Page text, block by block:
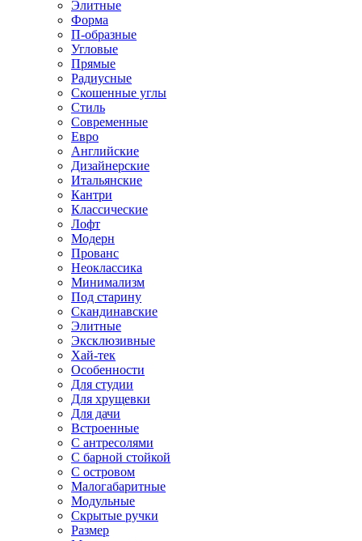
Элитные
Форма
П-образные
Угловые
Прямые
Радиусные
Скошенные углы
Стиль
Современные
Евро
Английские
Дизайнерские
Итальянские
Кантри
Классические
Лофт
Модерн
Прованс
Неоклассика
Минимализм
Под старину
Скандинавские
Элитные
Эксклюзивные
Хай-тек
Особенности
Для студии
Для хрущевки
Для дачи
Встроенные
С антресолями
С барной стойкой
С островом
Малогабаритные
Модульные
Скрытые ручки
Размер